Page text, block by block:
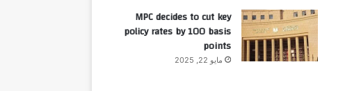
MPC decides to cut key
policy rates by 100 basis
points
مايو 22, 2025